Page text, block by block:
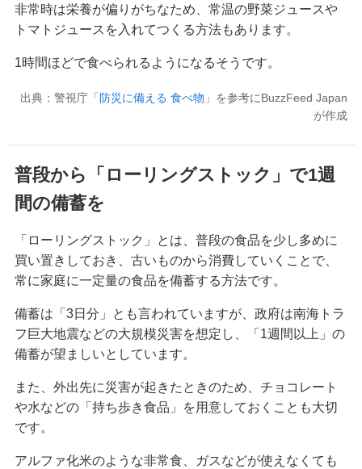
非常時は栄養が偏りがちなため、常温の野菜ジュースや
トマトジュースを入れてつくる方法もあります。
1時間ほどで食べられるようになるそうです。
出典：警視庁「 防災に備える 食べ物 」を参考にBuzzFeed Japan
が作成
普段から「ローリングストック」で1週
間の備蓄を
「ローリングストック」とは、普段の食品を少し多めに
買い置きしておき、古いものから消費していくことで、
常に家庭に一定量の食品を備蓄する方法です。
備蓄は「3日分」とも言われていますが、政府は南海トラ
フ巨大地震などの大規模災害を想定し、「1週間以上」の
備蓄が望ましいとしています。
また、外出先に災害が起きたときのため、チョコレート
や水などの「持ち歩き食品」を用意しておくことも大切
です。
アルファ化米のような非常食、ガスなどが使えなくても